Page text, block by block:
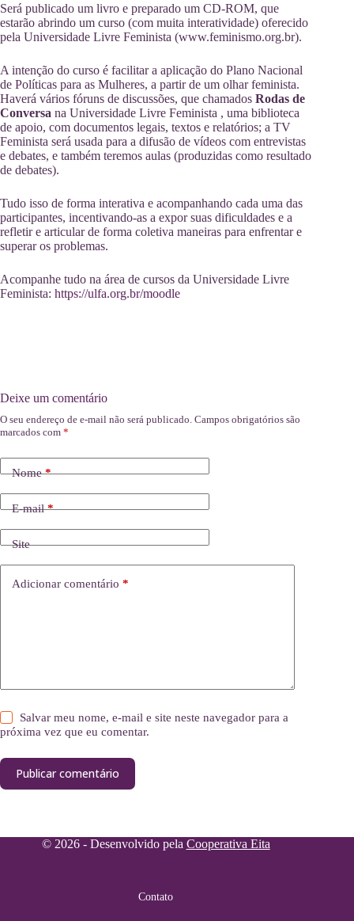
Será publicado um livro e preparado um CD-ROM, que
estarão abrindo um curso (com muita interatividade) oferecido
pela Universidade Livre Feminista (www.feminismo.org.br).
A intenção do curso é facilitar a aplicação do Plano Nacional
de Políticas para as Mulheres, a partir de um olhar feminista.
Haverá vários fóruns de discussões, que chamados Rodas de
Conversa na Universidade Livre Feminista , uma biblioteca
de apoio, com documentos legais, textos e relatórios; a TV
Feminista será usada para a difusão de vídeos com entrevistas
e debates, e também teremos aulas (produzidas como resultado
de debates).
Tudo isso de forma interativa e acompanhando cada uma das
participantes, incentivando-as a expor suas dificuldades e a
refletir e articular de forma coletiva maneiras para enfrentar e
superar os problemas.
Acompanhe tudo na área de cursos da Universidade Livre
Feminista: https://ulfa.org.br/moodle
Deixe um comentário
O seu endereço de e-mail não será publicado. Campos obrigatórios são
marcados com *
Nome*
E-mail*
Site
Adicionar comentário *
Salvar meu nome, e-mail e site neste navegador para a
próxima vez que eu comentar.
Publicar comentário
© 2026 - Desenvolvido pela Cooperativa Eita
Contato